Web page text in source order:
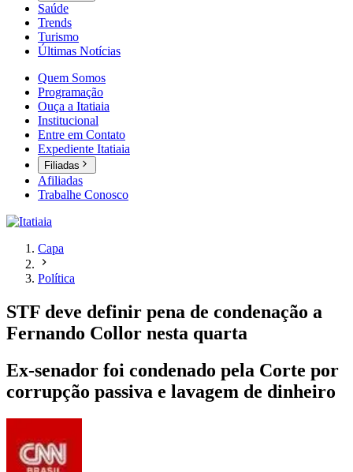
Saúde
Trends
Turismo
Últimas Notícias
Quem Somos
Programação
Ouça a Itatiaia
Institucional
Entre em Contato
Expediente Itatiaia
Filiadas
Afiliadas
Trabalhe Conosco
Capa
Política
STF deve definir pena de condenação a
Fernando Collor nesta quarta
Ex-senador foi condenado pela Corte por
corrupção passiva e lavagem de dinheiro